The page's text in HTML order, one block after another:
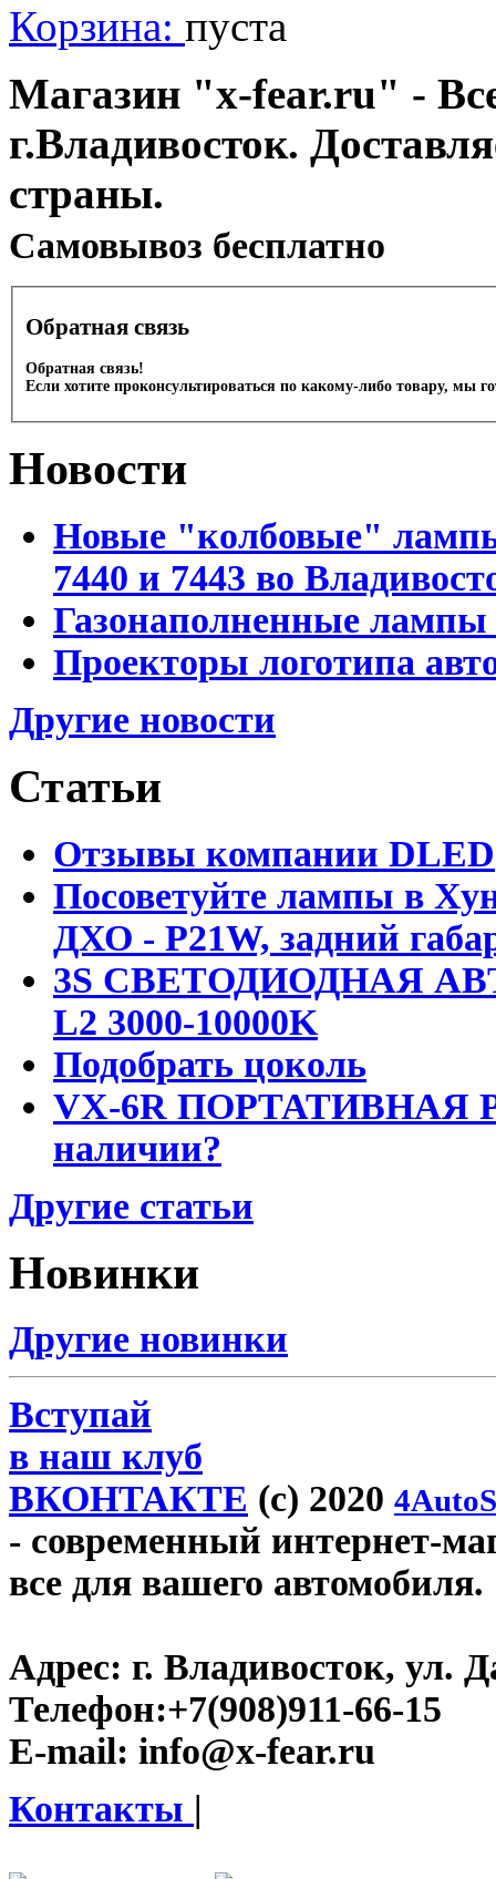
Корзина: пуста
Магазин "x-fear.ru" -
г.Владивосток.
страны.
Cамовывоз бесплатно
Обратная связь
Обратная связь!
Если хотите проконсультироваться по какому-либо товару, мы
Новости
Новые "колбовые"
7440 и 7443 во
Газонаполненные лампы
Проекторы логотипа
Другие новости
Статьи
Отзывы компании DLED
Посоветуйте лампы в
ДХО - P21W, задний
3S СВЕТОДИОДНАЯ
L2 3000-10000K
Подобрать цоколь
VX-6R ПОРТАТИВНАЯ
наличии?
Другие статьи
Новинки
Другие новинки
Вступай
в наш клуб
ВКОНТАКТЕ (c) 2020
- современный интернет-
все для вашего автомобиля.
Адрес: г. Владивосток, ул.
Телефон:+7(908)911-66-15
E-mail: info@x-fear.ru
Контакты |